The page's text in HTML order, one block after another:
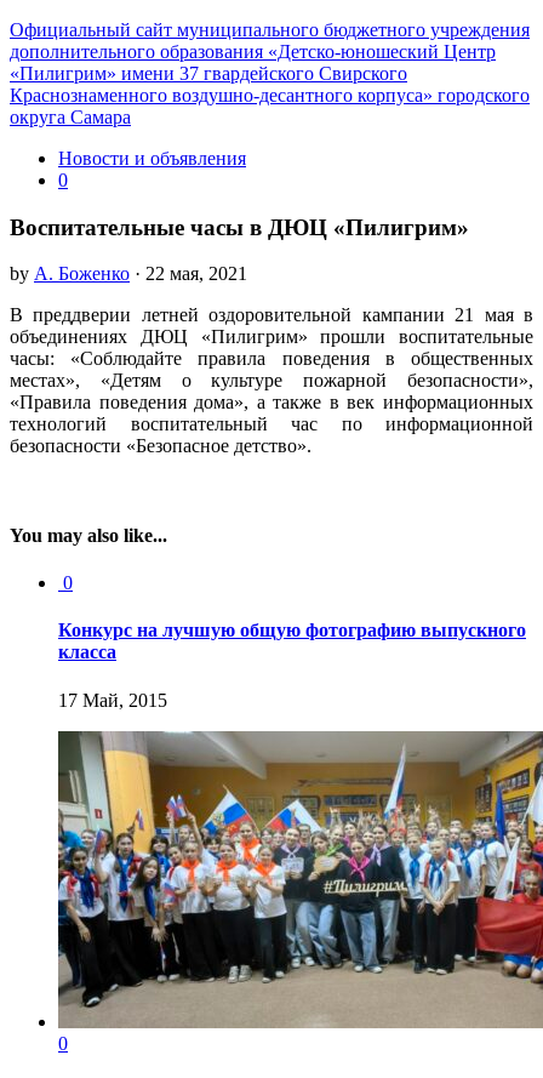
Официальный сайт муниципального бюджетного учреждения
дополнительного образования «Детско-юношеский Центр
«Пилигрим» имени 37 гвардейского Свирского
Краснознаменного воздушно-десантного корпуса» городского
округа Самара
Новости и объявления
0
Воспитательные часы в ДЮЦ «Пилигрим»
by А. Боженко · 22 мая, 2021
В преддверии летней оздоровительной кампании 21 мая в
объединениях ДЮЦ «Пилигрим» прошли воспитательные
часы: «Соблюдайте правила поведения в общественных
местах», «Детям о культуре пожарной безопасности»,
«Правила поведения дома», а также в век информационных
технологий воспитательный час по информационной
безопасности «Безопасное детство».
You may also like...
0
Конкурс на лучшую общую фотографию выпускного
класса
17 Май, 2015
0